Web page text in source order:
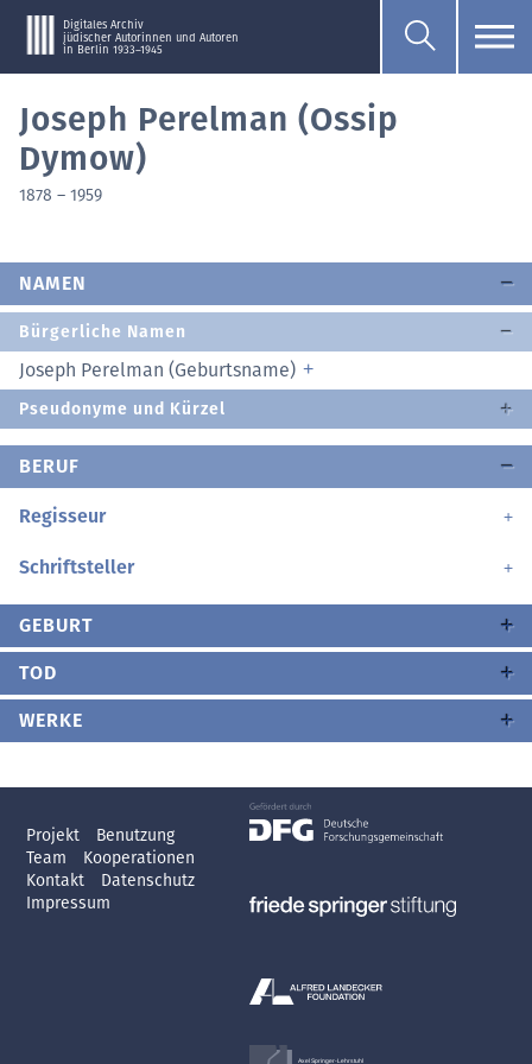
Digitales Archiv
jüdischer Autorinnen und Autoren
in Berlin 1933–1945
Joseph Perelman (Ossip
Dymow)
1878 – 1959
NAMEN
Bürgerliche Namen
Joseph Perelman (Geburtsname)
Pseudonyme und Kürzel
BERUF
Regisseur
Schriftsteller
GEBURT
TOD
WERKE
Projekt
Benutzung
Team
Kooperationen
Kontakt
Datenschutz
Impressum
Axel Springer-Lehrstuhl